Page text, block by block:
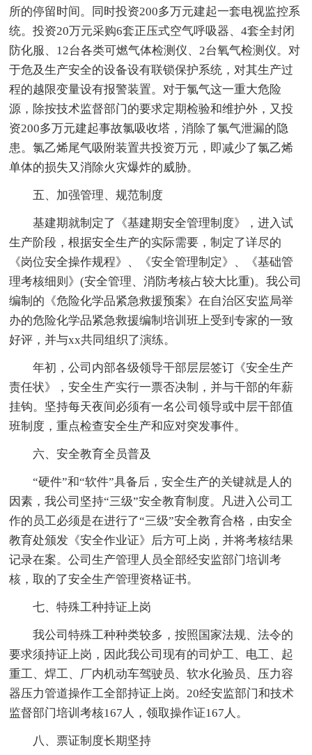
所的停留时间。同时投资200多万元建起一套电视监控系
统。投资20万元采购6套正压式空气呼吸器、4套全封闭
防化服、12台各类可燃气体检测仪、2台氧气检测仪。对
于危及生产安全的设备设有联锁保护系统，对其生产过
程的越限变量设有报警装置。对于氯气这一重大危险
源，除按技术监督部门的要求定期检验和维护外，又投
资200多万元建起事故氯吸收塔，消除了氯气泄漏的隐
患。氯乙烯尾气吸附装置共投资万元，即减少了氯乙烯
单体的损失又消除火灾爆炸的威胁。
五、加强管理、规范制度
基建期就制定了《基建期安全管理制度》，进入试
生产阶段，根据安全生产的实际需要，制定了详尽的
《岗位安全操作规程》、《安全管理制定》、《基础管
理考核细则》(安全管理、消防考核占较大比重)。我公司
编制的《危险化学品紧急救援预案》在自治区安监局举
办的危险化学品紧急救援编制培训班上受到专家的一致
好评，并与xx共同组织了演练。
年初，公司内部各级领导干部层层签订《安全生产
责任状》，安全生产实行一票否决制，并与干部的年薪
挂钩。坚持每天夜间必须有一名公司领导或中层干部值
班制度，重点检查安全生产和应对突发事件。
六、安全教育全员普及
“硬件”和“软件”具备后，安全生产的关键就是人的
因素，我公司坚持“三级”安全教育制度。凡进入公司工
作的员工必须是在进行了“三级”安全教育合格，由安全
教育处颁发《安全作业证》后方可上岗，并将考核结果
记录在案。公司生产管理人员全部经安监部门培训考
核，取的了安全生产管理资格证书。
七、特殊工种持证上岗
我公司特殊工种种类较多，按照国家法规、法令的
要求须持证上岗，因此我公司现有的司炉工、电工、起
重工、焊工、厂内机动车驾驶员、软水化验员、压力容
器压力管道操作工全部持证上岗。20经安监部门和技术
监督部门培训考核167人，领取操作证167人。
八、票证制度长期坚持